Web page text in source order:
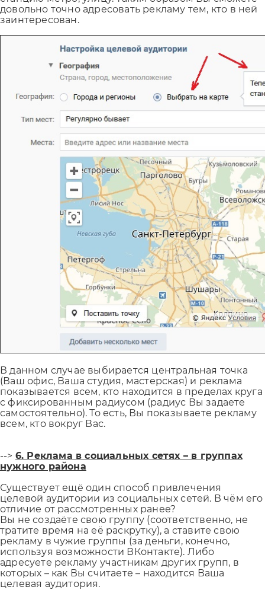
довольно точно адресовать рекламу тем, кто в ней
заинтересован.
В данном случае выбирается центральная точка
(Ваш офис, Ваша студия, мастерская) и реклама
показывается всем, кто находится в пределах круга
с фиксированным радиусом (радиус Вы задаете
самостоятельно). То есть, Вы показываете рекламу
всем, кто вокруг Вас.
--> 6. Реклама в социальных сетях – в группах
нужного района
Существует ещё один способ привлечения
целевой аудитории из социальных сетей. В чём его
отличие от рассмотренных ранее?
Вы не создаёте свою группу (соответственно, не
тратите время на её раскрутку), а ставите свою
рекламу в чужие группы (за деньги, конечно,
используя возможности ВКонтакте). Либо
адресуете рекламу участникам других групп, в
которых – как Вы считаете – находится Ваша
целевая аудитория.